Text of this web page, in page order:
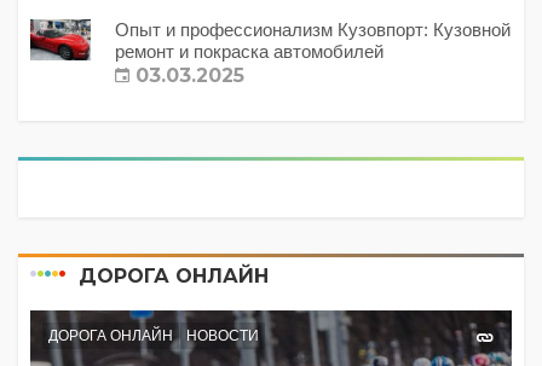
Опыт и профессионализм Кузовпорт: Кузовной
ремонт и покраска автомобилей
03.03.2025
ДОРОГА ОНЛАЙН
ДОРОГА ОНЛАЙН НОВОСТИ